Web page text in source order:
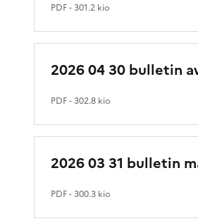
PDF- 301.2 kio
2026 04 30 bulletin
PDF- 302.8 kio
2026 03 31 bulletin
PDF- 300.3 kio